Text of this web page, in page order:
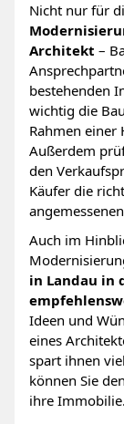
Nicht nur für
Architekt –
bestehenden
wichtig die
Rahmen einer
Außerdem
den
Käufer die
Auch im
in Landau in
Ideen und
eines
spart ihnen
können Sie
ihre Immobilie.